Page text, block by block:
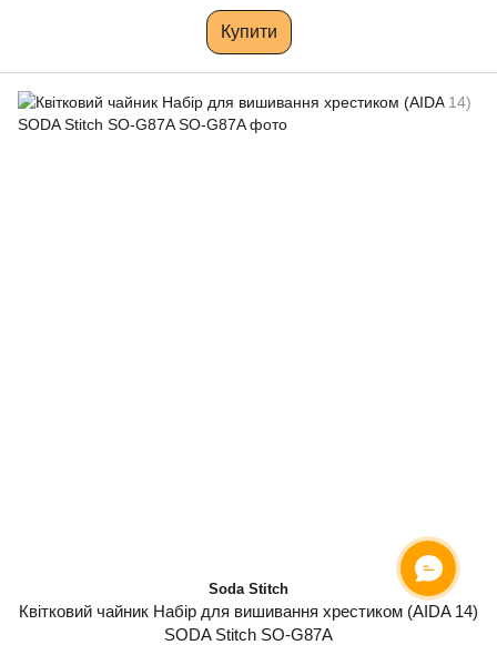
Купити
Soda Stitch
Квітковий чайник Набір для вишивання хрестиком (AIDA 14)
SODA Stitch SO-G87A